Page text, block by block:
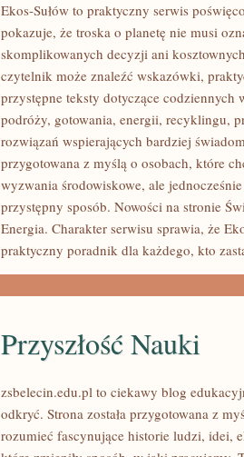
Ekos-Sułów to praktyczny serwis
pokazuje, że troska o planetę nie musi
skomplikowanych decyzji ani
czytelnik może znaleźć wskazówki,
przystępne teksty dotyczące
podróży, gotowania, energii, recyklingu,
rozwiązań wspierających bardziej
przygotowana z myślą o osobach, które
wyzwania środowiskowe, ale
przystępny sposób. Nowości na stronie
Energia. Charakter serwisu sprawia, że
praktyczny poradnik dla każdego, kto
Przyszłość Nauki
zsbelecin.edu.pl to ciekawy blog
odkryć. Strona została przygotowana z
rozumieć fascynujące historie ludzi, idei,